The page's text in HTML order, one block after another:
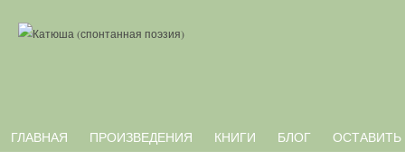
ГЛАВНАЯ ПРОИЗВЕДЕНИЯ КНИГИ БЛОГ